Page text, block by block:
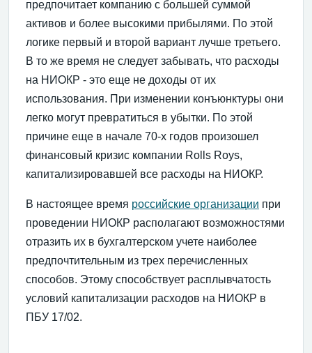
предпочитает компанию с большей суммой
активов и более высокими прибылями. По этой
логике первый и второй вариант лучше третьего.
В то же время не следует забывать, что расходы
на НИОКР - это еще не доходы от их
использования. При изменении конъюнктуры они
легко могут превратиться в убытки. По этой
причине еще в начале 70-х годов произошел
финансовый кризис компании Rolls Roys,
капитализировавшей все расходы на НИОКР.
В настоящее время российские организации при
проведении НИОКР располагают возможностями
отразить их в бухгалтерском учете наиболее
предпочтительным из трех перечисленных
способов. Этому способствует расплывчатость
условий капитализации расходов на НИОКР в
ПБУ 17/02.